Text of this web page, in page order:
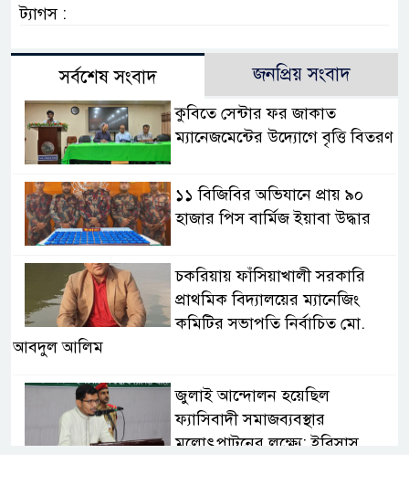
ট্যাগস :
সর্বশেষ সংবাদ জনপ্রিয় সংবাদ
কুবিতে সেন্টার ফর জাকাত
ম্যানেজমেন্টের উদ্যোগে বৃত্তি বিতরণ
১১ বিজিবির অভিযানে প্রায় ৯০
হাজার পিস বার্মিজ ইয়াবা উদ্ধার
চকরিয়ায় ফাঁসিয়াখালী সরকারি
প্রাথমিক বিদ্যালয়ের ম্যানেজিং
কমিটির সভাপতি নির্বাচিত মো.
আবদুল আলিম
জুলাই আন্দোলন হয়েছিল
ফ্যাসিবাদী সমাজব্যবস্থার
মূলোৎপাটনের লক্ষ্যে; ইবিসাস